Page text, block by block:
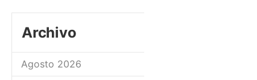
Archivo
Agosto 2026